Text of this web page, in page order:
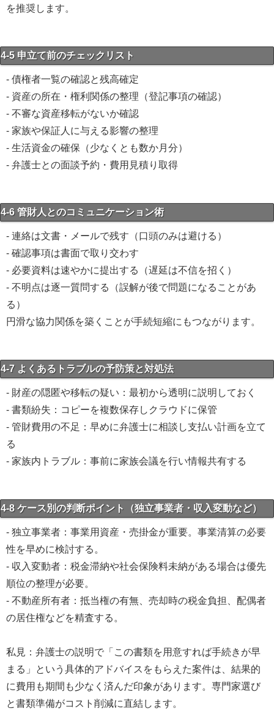
を推奨します。
4-5 申立て前のチェックリスト
- 債権者一覧の確認と残高確定
- 資産の所在・権利関係の整理（登記事項の確認）
- 不審な資産移転がないか確認
- 家族や保証人に与える影響の整理
- 生活資金の確保（少なくとも数か月分）
- 弁護士との面談予約・費用見積り取得
4-6 管財人とのコミュニケーション術
- 連絡は文書・メールで残す（口頭のみは避ける）
- 確認事項は書面で取り交わす
- 必要資料は速やかに提出する（遅延は不信を招く）
- 不明点は逐一質問する（誤解が後で問題になることがあ
る）
円滑な協力関係を築くことが手続短縮にもつながります。
4-7 よくあるトラブルの予防策と対処法
- 財産の隠匿や移転の疑い：最初から透明に説明しておく
- 書類紛失：コピーを複数保存しクラウドに保管
- 管財費用の不足：早めに弁護士に相談し支払い計画を立て
る
- 家族内トラブル：事前に家族会議を行い情報共有する
4-8 ケース別の判断ポイント（独立事業者・収入変動など）
- 独立事業者：事業用資産・売掛金が重要。事業清算の必要
性を早めに検討する。
- 収入変動者：税金滞納や社会保険料未納がある場合は優先
順位の整理が必要。
- 不動産所有者：抵当権の有無、売却時の税金負担、配偶者
の居住権などを精査する。
私見：弁護士の説明で「この書類を用意すれば手続きが早
まる」という具体的アドバイスをもらえた案件は、結果的
に費用も期間も少なく済んだ印象があります。専門家選び
と書類準備がコスト削減に直結します。